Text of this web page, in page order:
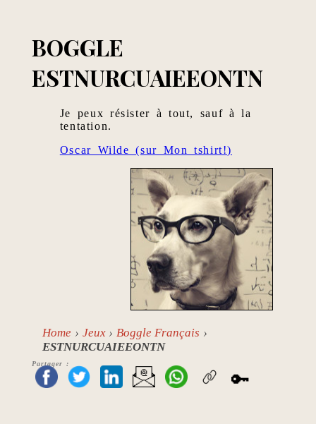
BOGGLE
ESTNURCUAIEEONTN
Je peux résister à tout, sauf à la
tentation.
Oscar Wilde (sur Mon tshirt!)
Home Jeux
Boggle Français
ESTNURCUAIEEONTN
Partager :
🔑